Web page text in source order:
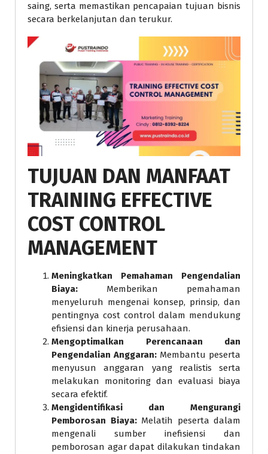
saing, serta memastikan pencapaian tujuan bisnis
secara berkelanjutan dan terukur.
TUJUAN DAN MANFAAT
TRAINING EFFECTIVE
COST CONTROL
MANAGEMENT
Meningkatkan Pemahaman Pengendalian
Biaya: Memberikan pemahaman
menyeluruh mengenai konsep, prinsip, dan
pentingnya cost control dalam mendukung
efisiensi dan kinerja perusahaan.
Mengoptimalkan Perencanaan dan
Pengendalian Anggaran: Membantu peserta
menyusun anggaran yang realistis serta
melakukan monitoring dan evaluasi biaya
secara efektif.
Mengidentifikasi dan Mengurangi
Pemborosan Biaya:Melatih peserta dalam
mengenali sumber inefisiensi dan
pemborosan agar dapat dilakukan tindakan